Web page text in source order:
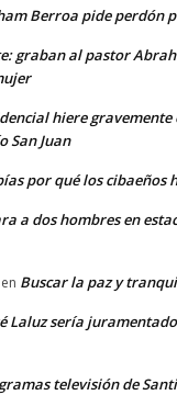
Berroa pide perdón
graban al pastor
hiere
San Juan
por qué los cibaeños
a dos hombres en
en Buscar la paz y
Laluz sería
televisión de